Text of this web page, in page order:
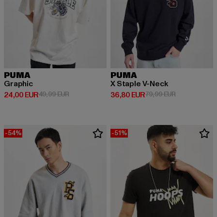
PUMA
Graphic
24,00 EUR
Derzeitiger Preis: 24,00 EUR
49,99 EURAktionspreis: 49,99 EUR
PUMA
X Staple V-Neck
36,80 EUR
Derzeitiger Preis: 36,80 EUR
79,99 EURAktionspreis:
-54% -51%